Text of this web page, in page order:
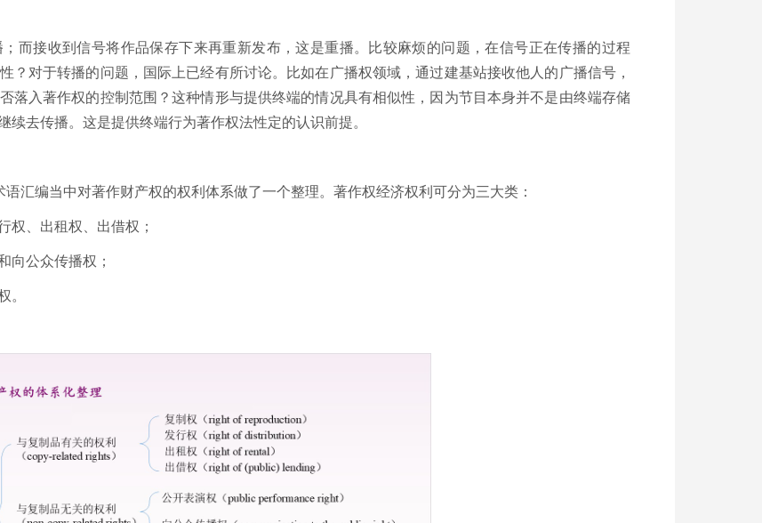
而接收到信号将作品保存下来再重新发布，这是重播。比较麻烦的问题，在信号正在传播的过程
？对于转播的问题，国际上已经有所讨论。比如在广播权领域，通过建基站接收他人的广播信号，
落入著作权的控制范围？这种情形与提供终端的情况具有相似性，因为节目本身并不是由终端存储
去传播。这是提供终端行为著作权法性定的认识前提。
汇编当中对著作财产权的权利体系做了一个整理。著作权经济权利可分为三大类：
权、出租权、出借权；
向公众传播权；
。